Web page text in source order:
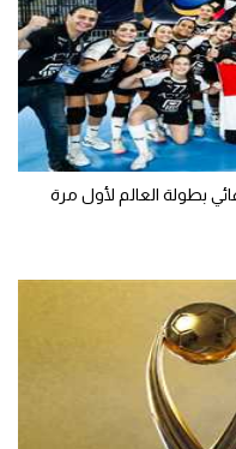
بطولة العالم لأول مرة